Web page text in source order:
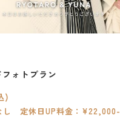
ォトプラン
)
し 定休日UP料金：¥22,000-